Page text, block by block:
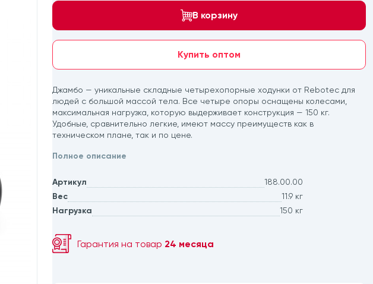
В корзину
Купить оптом
Джамбо — уникальные складные четырехопорные ходунки от Rebotec для
людей с большой массой тела. Все четыре опоры оснащены колесами,
максимальная нагрузка, которую выдерживает конструкция — 150 кг.
Удобные, сравнительно легкие, имеют массу преимуществ как в
техническом плане, так и по цене.
Полное описание
Артикул 188.00.00
Вес 11.9 кг
Нагрузка 150 кг
Гарантия на товар 24 месяца